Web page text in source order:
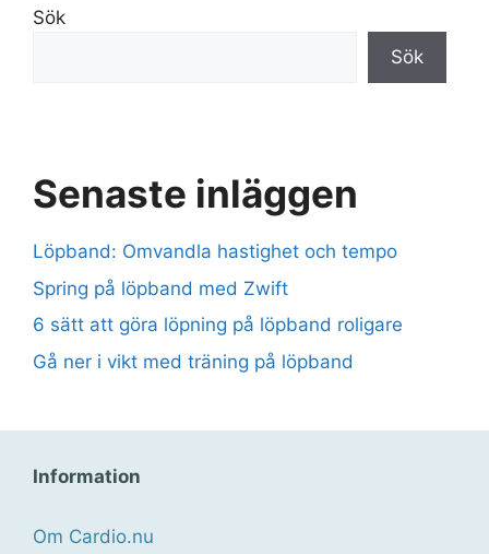
Sök
Sök
Senaste inläggen
Löpband: Omvandla hastighet och tempo
Spring på löpband med Zwift
6 sätt att göra löpning på löpband roligare
Gå ner i vikt med träning på löpband
Information
Om Cardio.nu